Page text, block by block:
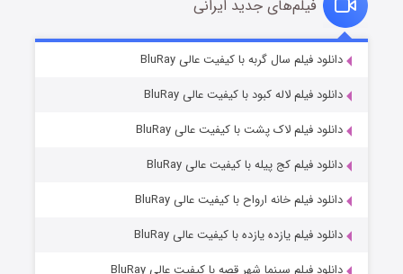
قسمت۷ (زیرنویس) منتشر شد
فیلم‌های جدید ایرانی
دانلود فیلم سال گربه با کیفیت عالی BluRay
دانلود فیلم لاله کبود با کیفیت عالی BluRay
دانلود فیلم لاک پشت با کیفیت عالی BluRay
دانلود فیلم کج‌ پیله با کیفیت عالی BluRay
دانلود فیلم خانه ارواح با کیفیت عالی BluRay
دانلود فیلم یازده یازده با کیفیت عالی BluRay
دانلود فیلم سینما شهر قصه با کیفیت عالی BluRay